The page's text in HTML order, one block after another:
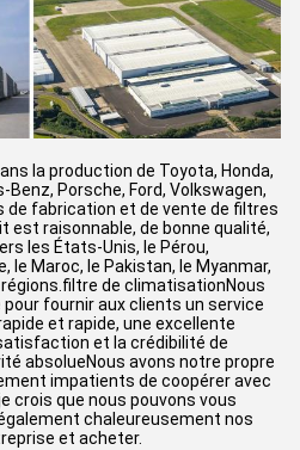
la production de Toyota, Honda,
Benz, Porsche, Ford, Volkswagen,
de fabrication et de vente de filtres
est raisonnable, de bonne qualité,
les États-Unis, le Pérou,
le Maroc, le Pakistan, le Myanmar,
de climatisationNous
fournir aux clients un service
et rapide, une excellente
et la crédibilité de
absolueNous avons notre propre
impatients de coopérer avec
crois que nous pouvons vous
chaleureusement nos
et acheter.